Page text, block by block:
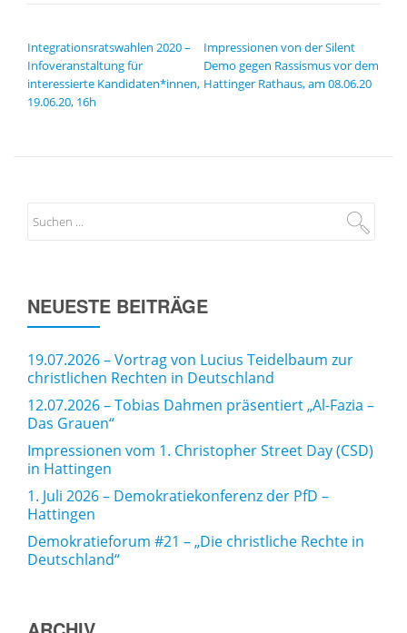
Integrationsratswahlen 2020 –
Infoveranstaltung für
interessierte Kandidaten*innen,
19.06.20, 16h
Impressionen von der Silent
Demo gegen Rassismus vor dem
Hattinger Rathaus, am 08.06.20
NEUESTE BEITRÄGE
19.07.2026 – Vortrag von Lucius Teidelbaum zur
christlichen Rechten in Deutschland
12.07.2026 – Tobias Dahmen präsentiert „Al-Fazia –
Das Grauen“
Impressionen vom 1. Christopher Street Day (CSD)
in Hattingen
1. Juli 2026 – Demokratiekonferenz der PfD –
Hattingen
Demokratieforum #21 – „Die christliche Rechte in
Deutschland“